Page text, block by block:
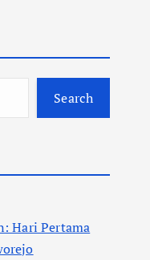
Search
Hari Pertama